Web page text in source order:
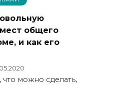
общего
и как его
можно сделать,